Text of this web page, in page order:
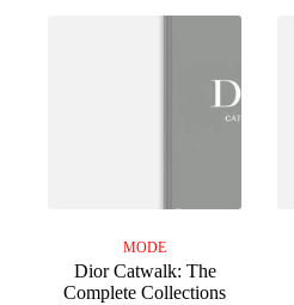
MODE
Dior Catwalk: The
Complete Collections